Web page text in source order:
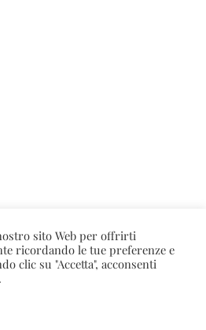
– Body & Soul Mentor
l’informativa sulla privacy e
sito Web per offrirti
ricordando le tue preferenze e
clic su "Accetta", acconsenti